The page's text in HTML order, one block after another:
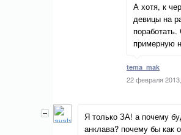
А хотя, к
девицы на
примерную
tema_mak
22 февраля
Я только ЗА! а почему
анклава? почему бы как